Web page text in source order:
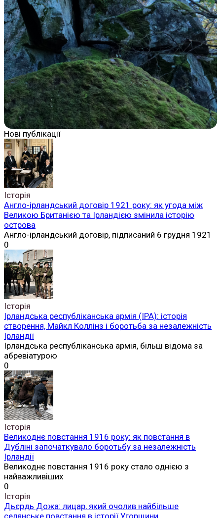
Нові публікації
Історія
Англо-ірландський договір 1921 року: як угода між
Великою Британією та Ірландією змінила історію
острова
Англо-ірландський договір, підписаний 6 грудня 1921
0
Історія
Ірландська республіканська армія (ІРА): історія
створення, Майкл Коллінз і боротьба за незалежність
Ірландії
Ірландська республіканська армія, більш відома за
абревіатурою
0
Історія
Великоднє повстання 1916 року: як повстання в
Дубліні започаткувало боротьбу за незалежність
Ірландії
Великоднє повстання 1916 року стало однією з
найважливіших
0
Історія
Дьєрдь Дожа: лицар, який очолив найбільше
селянське повстання в історії Угорщини